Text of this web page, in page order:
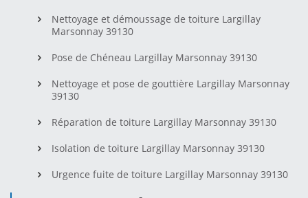
Nettoyage et démoussage de toiture Largillay
Marsonnay 39130
Pose de Chéneau Largillay Marsonnay 39130
Nettoyage et pose de gouttière Largillay Marsonnay
39130
Réparation de toiture Largillay Marsonnay 39130
Isolation de toiture Largillay Marsonnay 39130
Urgence fuite de toiture Largillay Marsonnay 39130